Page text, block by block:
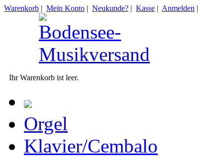
Warenkorb | Mein Konto | Neukunde? | Kasse | Anmelden |
Ihr Warenkorb ist leer.
Orgel
Klavier/Cembalo